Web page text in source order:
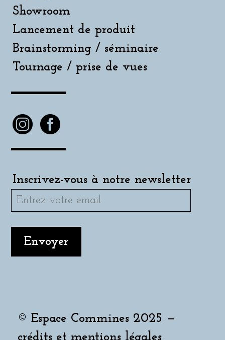
Showroom
Lancement de produit
Brainstorming / séminaire
Tournage / prise de vues
Inscrivez-vous à notre newsletter
© Espace Commines 2025 —
crédits et mentions légales